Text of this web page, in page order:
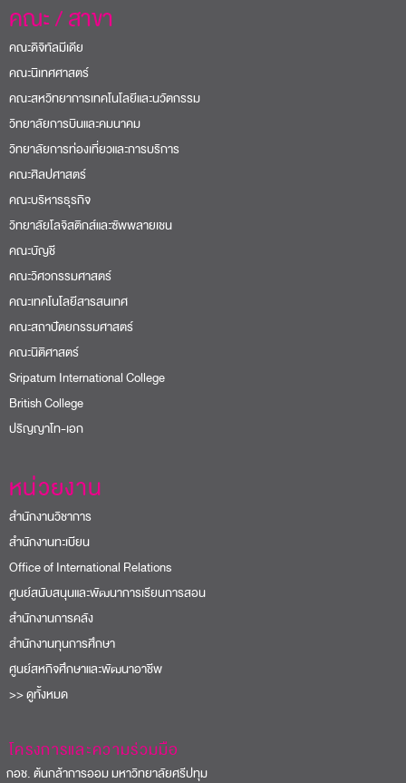
คณะ / สาขา
คณะดิจิทัลมีเดีย
คณะนิเทศศาสตร์
คณะสหวิทยาการเทคโนโลยีและนวัตกรรม
วิทยาลัยการบินและคมนาคม
วิทยาลัยการท่องเที่ยวและการบริการ
คณะศิลปศาสตร์
คณะบริหารธุรกิจ
วิทยาลัยโลจิสติกส์และซัพพลายเชน
คณะบัญชี
คณะวิศวกรรมศาสตร์
คณะเทคโนโลยีสารสนเทศ
คณะสถาปัตยกรรมศาสตร์
คณะนิติศาสตร์
Sripatum International College
British College
ปริญญาโท-เอก
หน่วยงาน
สำนักงานวิชาการ
สำนักงานทะเบียน
Office of International Relations
ศูนย์สนับสนุนและพัฒนาการเรียนการสอน
สำนักงานการคลัง
สำนักงานทุนการศึกษา
ศูนย์สหกิจศึกษาและพัฒนาอาชีพ
>> ดูทั้งหมด
โครงการและความร่วมมือ
ช. ต้นกล้าการออม มหาวิทยาลัยศรีปทุม